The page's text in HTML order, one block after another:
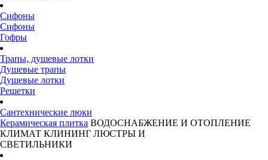
Сифоны
Сифоны
Гофры
Трапы, душевые лотки
Душевые трапы
Душевые лотки
Решетки
Сантехнические люки
Керамическая плитка ВОДОСНАБЖЕНИЕ И ОТОПЛЕНИЕ
КЛИМАТ КЛИНИНГ ЛЮСТРЫ И
СВЕТИЛЬНИКИ